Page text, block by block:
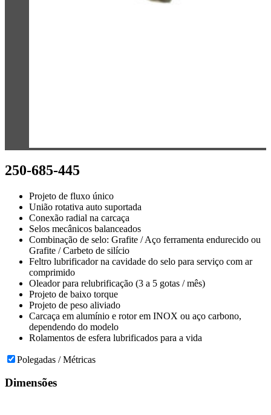
250-685-445
Projeto de fluxo único
União rotativa auto suportada
Conexão radial na carcaça
Selos mecânicos balanceados
Combinação de selo: Grafite / Aço ferramenta endurecido ou
Grafite / Carbeto de silício
Feltro lubrificador na cavidade do selo para serviço com ar
comprimido
Oleador para relubrificação (3 a 5 gotas / mês)
Projeto de baixo torque
Projeto de peso aliviado
Carcaça em alumínio e rotor em INOX ou aço carbono,
dependendo do modelo
Rolamentos de esfera lubrificados para a vida
Polegadas / Métricas
Dimensões